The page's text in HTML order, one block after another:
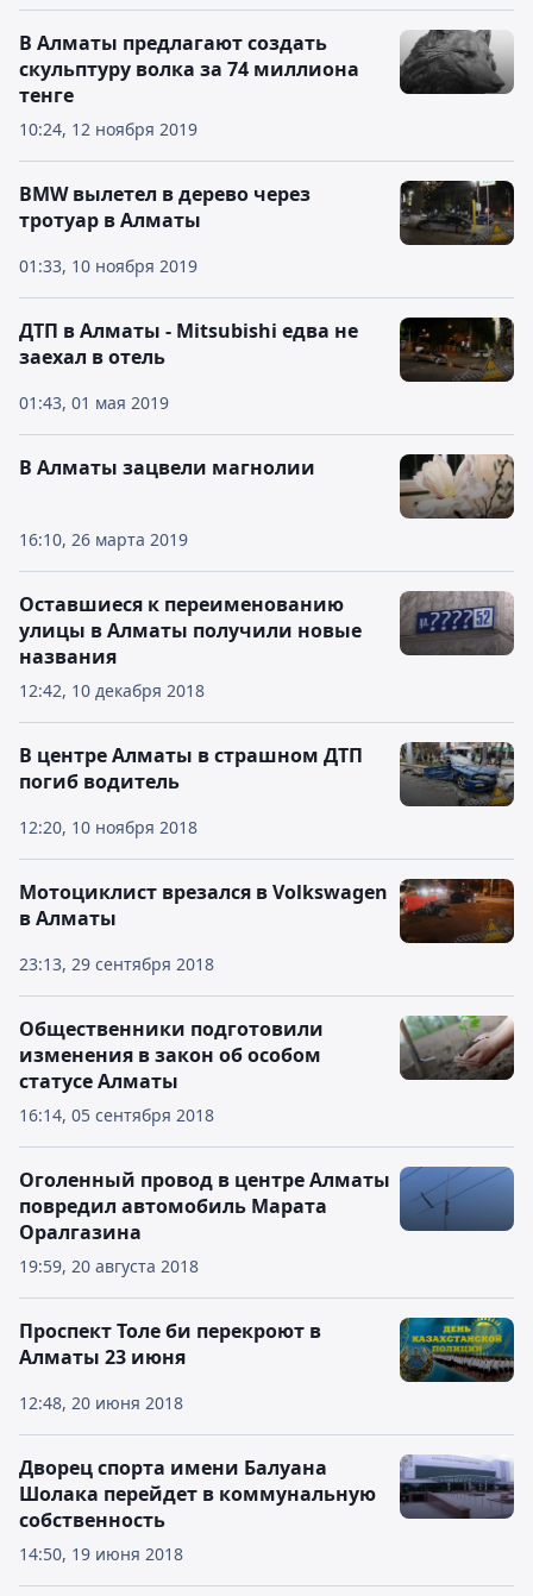
10:24, 12 ноября 2019
В Алматы предлагают создать
скульптуру волка за 74 миллиона
тенге
01:33, 10 ноября 2019
BMW вылетел в дерево через
тротуар в Алматы
01:43, 01 мая 2019
ДТП в Алматы - Mitsubishi едва не
заехал в отель
16:10, 26 марта 2019
В Алматы зацвели магнолии
12:42, 10 декабря 2018
Оставшиеся к переименованию
улицы в Алматы получили новые
названия
12:20, 10 ноября 2018
В центре Алматы в страшном ДТП
погиб водитель
23:13, 29 сентября 2018
Мотоциклист врезался в Volkswagen
в Алматы
16:14, 05 сентября 2018
Общественники подготовили
изменения в закон об особом
статусе Алматы
19:59, 20 августа 2018
Оголенный провод в центре Алматы
повредил автомобиль Марата
Оралгазина
12:48, 20 июня 2018
Проспект Толе би перекроют в
Алматы 23 июня
14:50, 19 июня 2018
Дворец спорта имени Балуана
Шолака перейдет в коммунальную
собственность